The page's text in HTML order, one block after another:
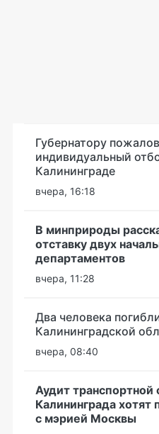
Губернатору
индивидуальный
Калининграде
вчера, 16:18
В минприроды
отставку двух
департаментов
вчера, 11:28
Два человека
Калининградской
вчера, 08:40
Аудит транспортной
Калининграда хотят
с мэрией Москвы